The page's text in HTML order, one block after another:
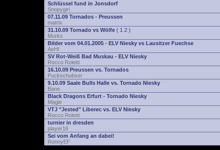
Schlüssel fund in Jonsdorf
Snopygirl
07.11.09 Tornados - Preussen
matrix
31.10.09 Tornado vs Wölfe ( 1 2 )
Murks
Bilder vom 04.01.2005 - ELV Niesky vs Lausitzer Fuechse
AeHl
SV Rot-Weiß Bad Muskau - ELV Niesky
Rocco Roletti
16.10.09 Preussen vs. Tornados
Puckschubser
9.10.09 Saale Bulls Halle vs. Tornado Niesky
Bane
Black Dragons Erfurt - Tornado Niesky
Magie
VTJ "Jested" Liberec vs. ELV Niesky
Rocco Roletti
turnier in dresden
player16
Sei vom Anfang an dabei!
RonnyEF